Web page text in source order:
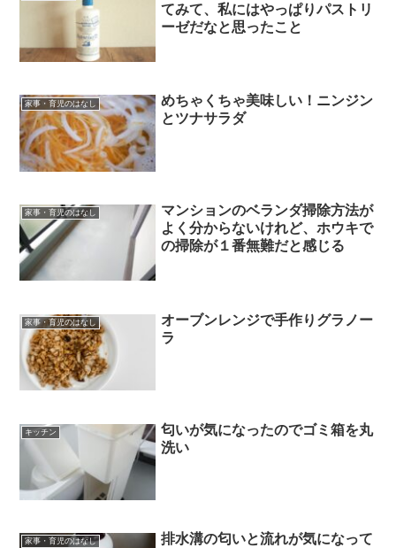
てみて、私にはやっぱりパストリ
ーゼだなと思ったこと
家事・育児のはなし
めちゃくちゃ美味しい！ニンジン
とツナサラダ
家事・育児のはなし
マンションのベランダ掃除方法が
よく分からないけれど、ホウキで
の掃除が１番無難だと感じる
家事・育児のはなし
オーブンレンジで手作りグラノー
ラ
キッチン
匂いが気になったのでゴミ箱を丸
洗い
家事・育児のはなし
排水溝の匂いと流れが気になって